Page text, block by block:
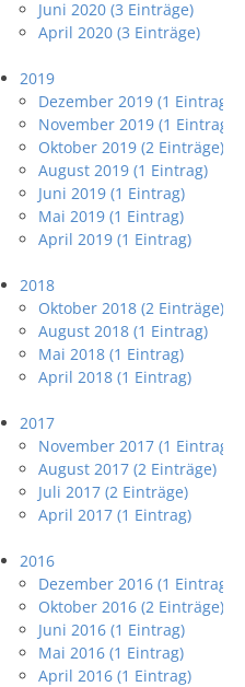
Juni 2020 (3 Einträge)
April 2020 (3 Einträge)
2019
Dezember 2019 (1 Eintrag)
November 2019 (1 Eintrag)
Oktober 2019 (2 Einträge)
August 2019 (1 Eintrag)
Juni 2019 (1 Eintrag)
Mai 2019 (1 Eintrag)
April 2019 (1 Eintrag)
2018
Oktober 2018 (2 Einträge)
August 2018 (1 Eintrag)
Mai 2018 (1 Eintrag)
April 2018 (1 Eintrag)
2017
November 2017 (1 Eintrag)
August 2017 (2 Einträge)
Juli 2017 (2 Einträge)
April 2017 (1 Eintrag)
2016
Dezember 2016 (1 Eintrag)
Oktober 2016 (2 Einträge)
Juni 2016 (1 Eintrag)
Mai 2016 (1 Eintrag)
April 2016 (1 Eintrag)